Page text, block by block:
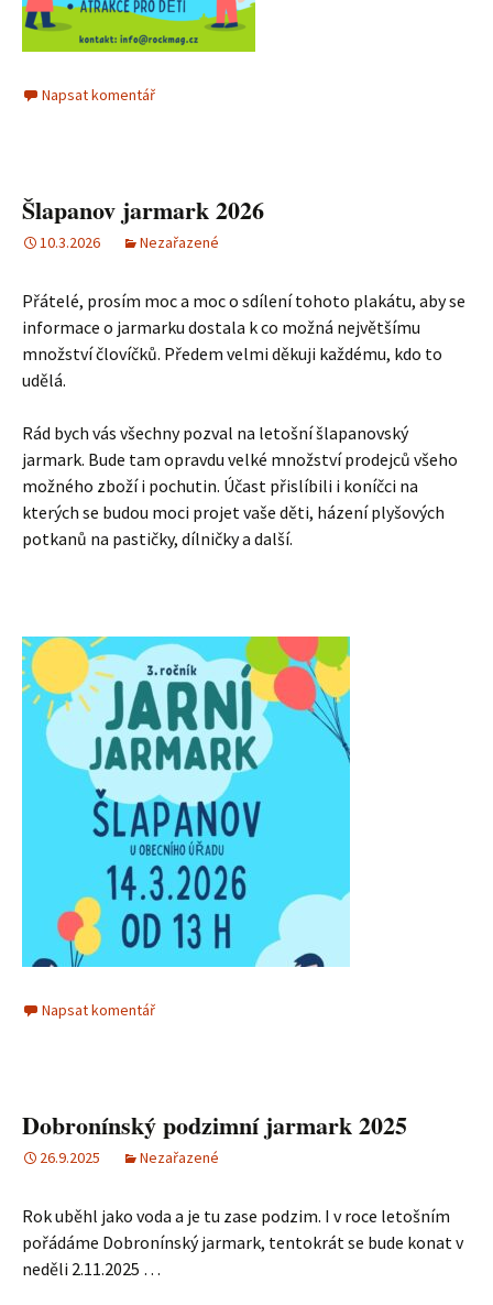
Napsat komentář
Šlapanov jarmark 2026
10.3.2026 Nezařazené
Přátelé, prosím moc a moc o sdílení tohoto plakátu, aby se
informace o jarmarku dostala k co možná největšímu
množství človíčků. Předem velmi děkuji každému, kdo to
udělá.
Rád bych vás všechny pozval na letošní šlapanovský
jarmark. Bude tam opravdu velké množství prodejců všeho
možného zboží i pochutin. Účast přislíbili i koníčci na
kterých se budou moci projet vaše děti, házení plyšových
potkanů na pastičky, dílničky a další.
Napsat komentář
Dobronínský podzimní jarmark 2025
26.9.2025 Nezařazené
Rok uběhl jako voda a je tu zase podzim. I v roce letošním
pořádáme Dobronínský jarmark, tentokrát se bude konat v
neděli 2.11.2025 …